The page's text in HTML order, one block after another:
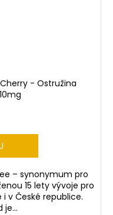
- Ostružina
– synonymum pro
15 lety vývoje pro
v České republice.
je...